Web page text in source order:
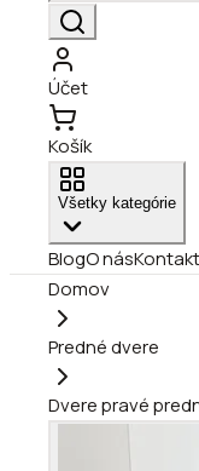
Účet
Košík
Všetky kategórie
BlogO násKontakt
Domov
Predné dvere
Dvere pravé